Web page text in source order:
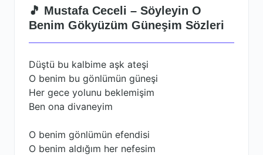
🎵 Mustafa Ceceli – Söyleyin O
Benim Gökyüzüm Güneşim Sözleri
Düştü bu kalbime aşk ateşi
O benim bu gönlümün güneşi
Her gece yolunu beklemişim
Ben ona divaneyim
O benim gönlümün efendisi
O benim aldığım her nefesim